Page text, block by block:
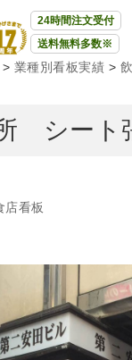
24時間注文受付
送料無料多数※
> 業種別看板実績 >
シート
店看板